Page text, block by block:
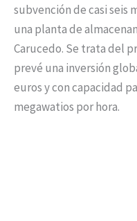
subvención de casi seis
una planta de
Carucedo. Se trata del
prevé una inversión
euros y con capacidad
megawatios por hora.